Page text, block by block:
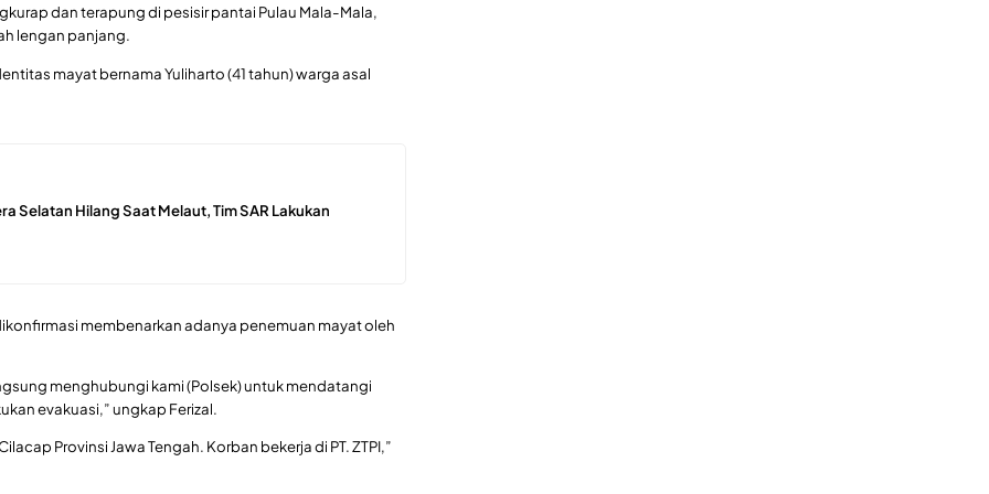
dan terapung di pesisir pantai Pulau Mala-Mala,
lengan panjang.
mayat bernama Yuliharto (41 tahun) warga asal
Selatan Hilang Saat Melaut, Tim SAR Lakukan
membenarkan adanya penemuan mayat oleh
menghubungi kami (Polsek) untuk mendatangi
evakuasi,” ungkap Ferizal.
Provinsi Jawa Tengah. Korban bekerja di PT. ZTPI,”